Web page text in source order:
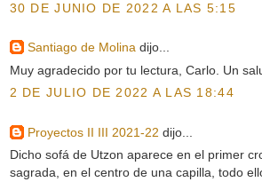
30 DE JUNIO DE 2022 A LAS 5:15
Santiago de Molinadijo...
Muy agradecido por tu lectura, Carlo. Un
2 DE JULIO DE 2022 A LAS 18:44
Proyectos II III 2021-22 dijo...
Dicho sofá de Utzon aparece en el primer
sagrada, en el centro de una capilla, todo